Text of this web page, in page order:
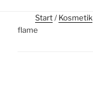
Start/Kosmetik
flame